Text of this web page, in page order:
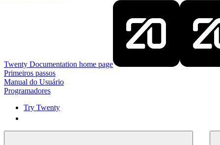
Twenty Documentation home page
Primeiros passos
Manual do Usuário
Programadores
Try Twenty